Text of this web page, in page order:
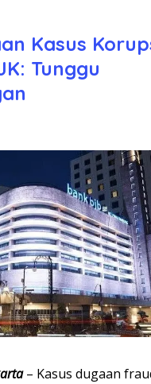
Kasus
Tunggu
– Kasus dugaan